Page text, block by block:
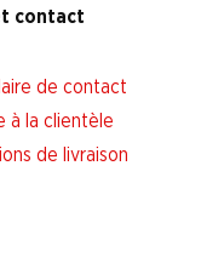
contact
de contact
à la clientèle
de livraison